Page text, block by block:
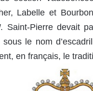
Labelle et
Saint-Pierre devait
sous le nom
en français, le